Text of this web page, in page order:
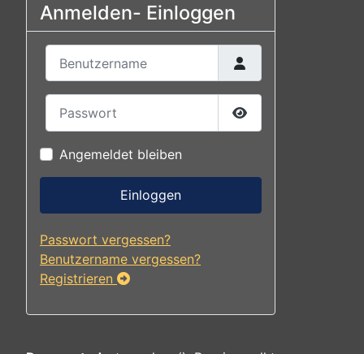
Anmelden- Einloggen
Passwort anzeigen
Angemeldet bleiben
Einloggen
Passwort vergessen?
Benutzername vergessen?
Registrieren